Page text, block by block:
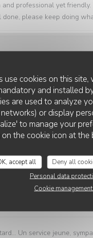
use cookies on this
and installed
are used to analyze
or display
to manage your
on the cookie icon at
accept all Deny all
Personal data
Cookie
professional yet
please keep doing
des plats
Service:5/5
Un service jeune,